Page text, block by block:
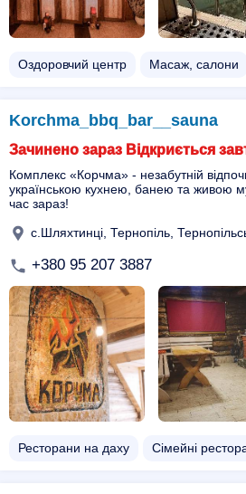
Оздоровчий центр Масаж, салони
Korchma_bbq_bar__sauna
Зачинено зараз Відкриється
Комплекс «Корчма» - незабутній
українською кухнею, банею та живою
час зараз!
с.Шляхтинці, Тернопіль,
+380 95 207 3887
Ресторани на даху Сімейні